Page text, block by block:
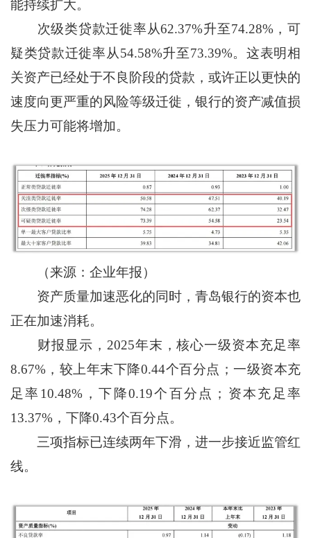
能持续扩大。
次级类贷款迁徙率从62.37%升至74.28%，可
疑类贷款迁徙率从54.58%升至73.39%。这表明相
关资产已经处于不良阶段的贷款，或许正以更快的
速度向更严重的风险等级迁徙，银行的资产减值损
失压力可能将增加。
（来源：企业年报）
资产质量加速恶化的同时，青岛银行的资本也
正在加速消耗。
财报显示，2025年末，核心一级资本充足率
8.67%，较上年末下降0.44个百分点；一级资本充
足率10.48%，下降0.19个百分点；资本充足率
13.37%，下降0.43个百分点。
三项指标已连续两年下滑，进一步接近监管红
线。